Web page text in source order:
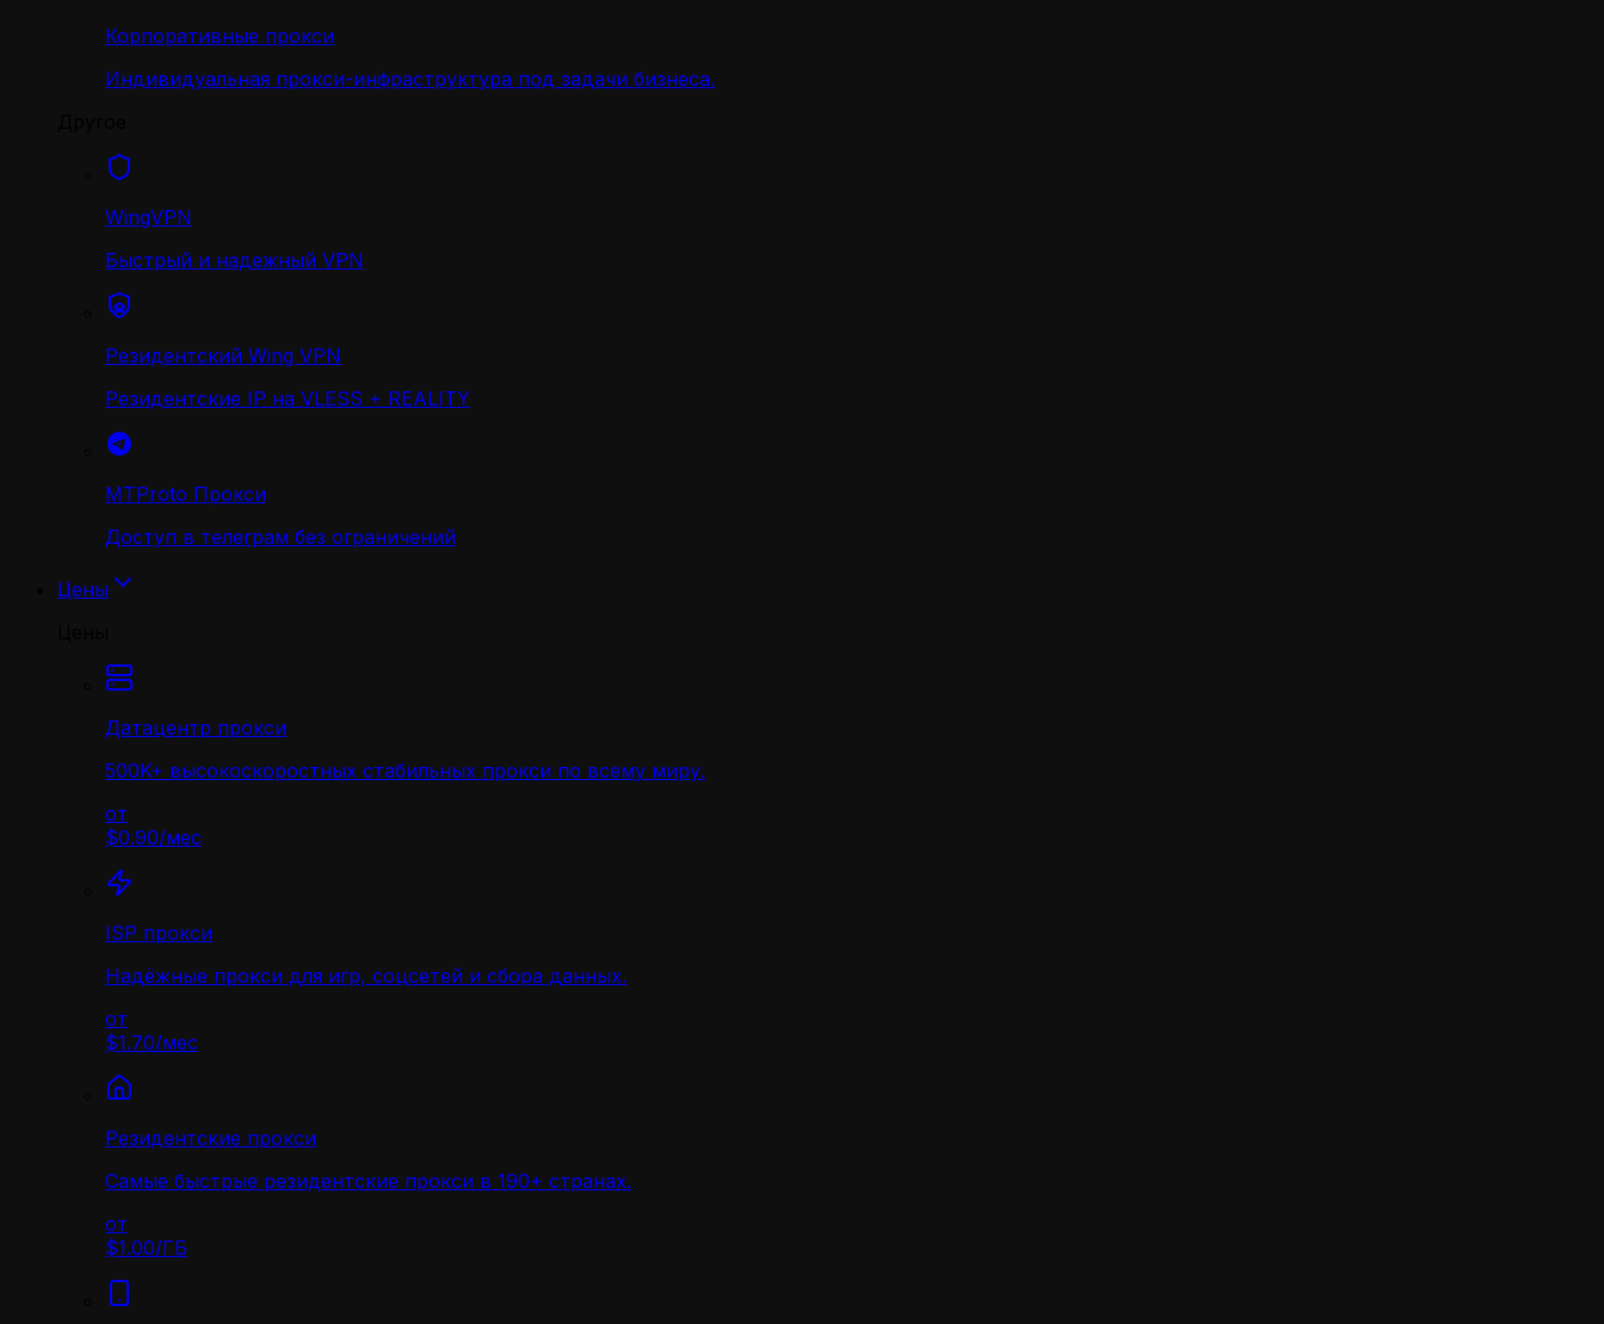
Корпоративные прокси
Индивидуальная прокси-инфраструктура под задачи бизнеса.
WingVPN
Быстрый и надежный VPN
Резидентский Wing VPN
Резидентские IP на VLESS + REALITY
MTProto Прокси
Доступ в телеграм без ограничений
Цены
Датацентр прокси
500K+ высокоскоростных стабильных прокси по всему миру.
от
$0.90/мес
ISP прокси
Надёжные прокси для игр, соцсетей и сбора данных.
от
$1.70/мес
Резидентские прокси
Самые быстрые резидентские прокси в 190+ странах.
от
$1.00/ГБ